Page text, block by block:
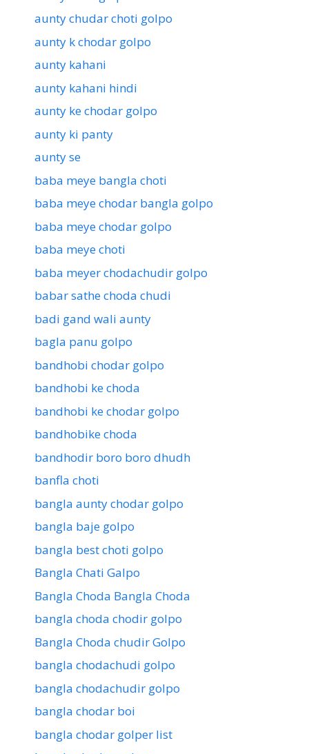
aunty chudar choti golpo
aunty k chodar golpo
aunty kahani
aunty kahani hindi
aunty ke chodar golpo
aunty ki panty
aunty se
baba meye bangla choti
baba meye chodar bangla golpo
baba meye chodar golpo
baba meye choti
baba meyer chodachudir golpo
babar sathe choda chudi
badi gand wali aunty
bagla panu golpo
bandhobi chodar golpo
bandhobi ke choda
bandhobi ke chodar golpo
bandhobike choda
bandhodir boro boro dhudh
banfla choti
bangla aunty chodar golpo
bangla baje golpo
bangla best choti golpo
Bangla Chati Galpo
Bangla Choda Bangla Choda
bangla choda chodir golpo
Bangla Choda chudir Golpo
bangla chodachudi golpo
bangla chodachudir golpo
bangla chodar boi
bangla chodar golper list